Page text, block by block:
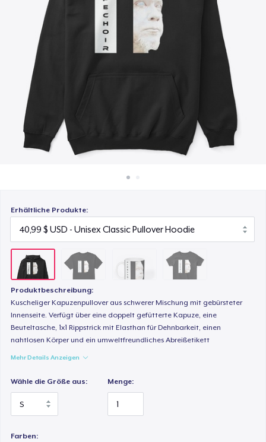
Überall verkaufen
Etwas verkaufen
Erhältliche Produkte:
Produktbeschreibung:
Kuscheliger Kapuzenpullover aus schwerer Mischung mit gebürsteter
Innenseite. Verfügt über eine doppelt gefütterte Kapuze, eine
Beuteltasche, 1x1 Rippstrick mit Elasthan für Dehnbarkeit, einen
nahtlosen Körper und ein umweltfreundliches Abreißetikett
Mehr Details Anzeigen
Wähle die Größe aus: Menge:
Farben: